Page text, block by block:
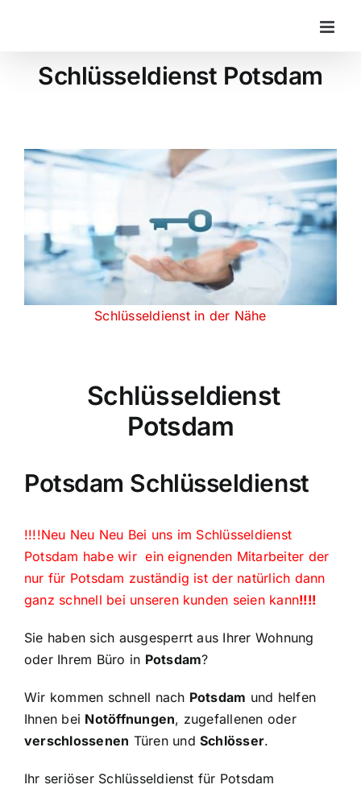
Schlüsseldienst Potsdam
Schlüsseldienst in der Nähe
Schlüsseldienst
Potsdam
Potsdam Schlüsseldienst
!!!!Neu Neu Neu Bei uns im Schlüsseldienst
Potsdam habe wir ein eignenden Mitarbeiter der
nur für Potsdam zuständig ist der natürlich dann
ganz schnell bei unseren kunden seien kann!!!!
Sie haben sich ausgesperrt aus Ihrer Wohnung
oder Ihrem Büro in Potsdam?
Wir kommen schnell nach Potsdam und helfen
Ihnen bei Notöffnungen, zugefallenen oder
verschlossenen Türen undSchlösser.
Ihr seriöser Schlüsseldienst für Potsdam